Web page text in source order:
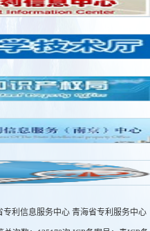
利信息服务中心 青海省专利服务中心